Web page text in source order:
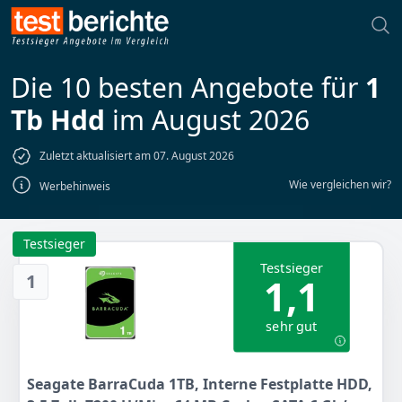
Die 10 besten Angebote für 1
Tb Hdd im August 2026
Zuletzt aktualisiert am 07. August 2026
Werbehinweis
Wie vergleichen wir?
1
Testsieger
Testsieger
1,1
sehr gut
Seagate BarraCuda 1TB, Interne Festplatte HDD,